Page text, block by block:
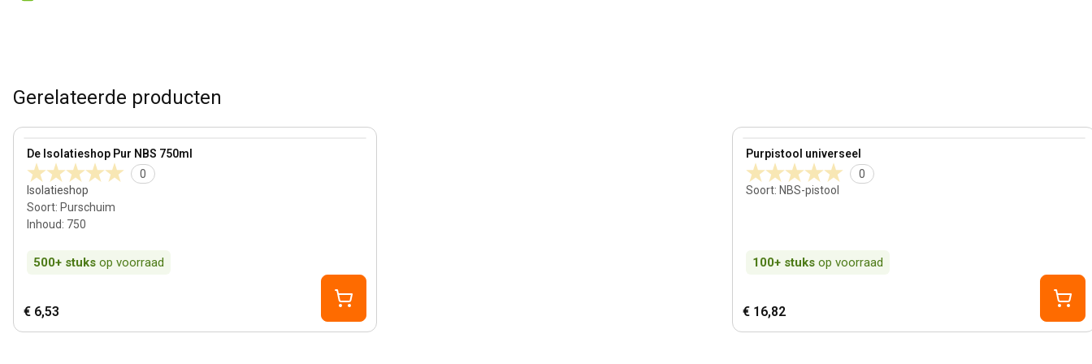
Gerelateerde producten
De Isolatieshop Pur NBS 750ml
0
Isolatieshop
Soort: Purschuim
Inhoud: 750
500+ stuks op voorraad
View product
€ 6,53
Purpistool universeel
0
Soort: NBS-pistool
100+ stuks op voorraad
View product
€ 16,82